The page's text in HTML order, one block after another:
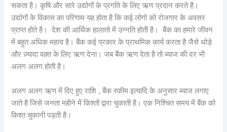
सकता है। कृषि और सारे उद्योगों के प्रगति के लिए ऋण प्रदान करते है।
उद्योगों के विकास का परिणाम यह होता है कि कई लोगो को रोजगार के अवसर
प्राप्त होते है। देश की आर्थिक हालातो में उन्नति होती है। बैंक का हमारे जीवन
में बहुत अधिक महत्व है। बैंक कई प्रकार के प्राथमिक कार्य करता है जैसे थोड़े
और ज़्यादा वक़्त के लिए ऋण देना। जब बैंक ऋण देता है तो ब्याज की दर भी
अलग अलग होती है।
अलग अलग ऋण में दिए हुए राशि , बैंक स्कीम इत्यादि के अनुसार ब्याज लगाए
जाते है जिसे जनता महीने में किश्तों द्वारा चुकाती है। एक निश्चित समय में बैंक को
किश्त चुकानी पड़ती है।